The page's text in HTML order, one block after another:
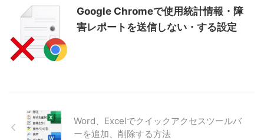
Google Chromeで使用統計情報・障
害レポートを送信しない・する設定
Word、Excelでクイックアクセスツールバ
ーを追加、削除する方法